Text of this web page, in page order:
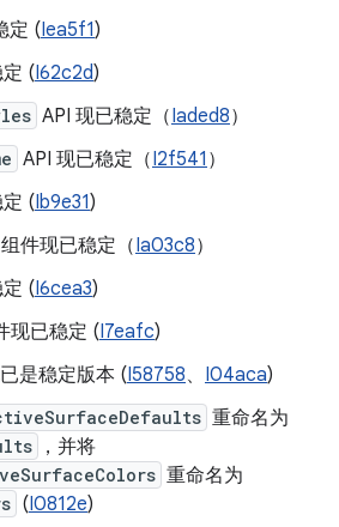
定 (Iea5f1)
(I62c2d)
API 现已稳定（Iaded8）
API 现已稳定（I2f541 ）
(Ib9e31)
组件现已稳定（Ia03c8）
(I6cea3)
现已稳定 (I7eafc)
是稳定版本 (I58758、 I04aca)
重命名为
，并将
重命名为
(I0812e)